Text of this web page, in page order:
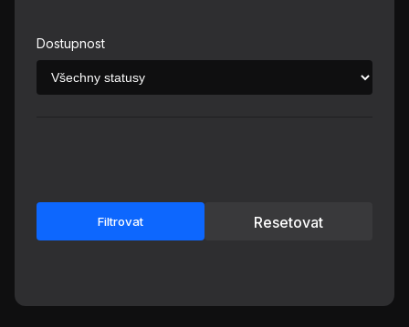
Dostupnost
Filtrovat Resetovat